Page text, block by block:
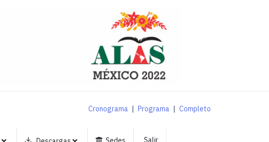
Cronograma | Programa | Completo
Salir